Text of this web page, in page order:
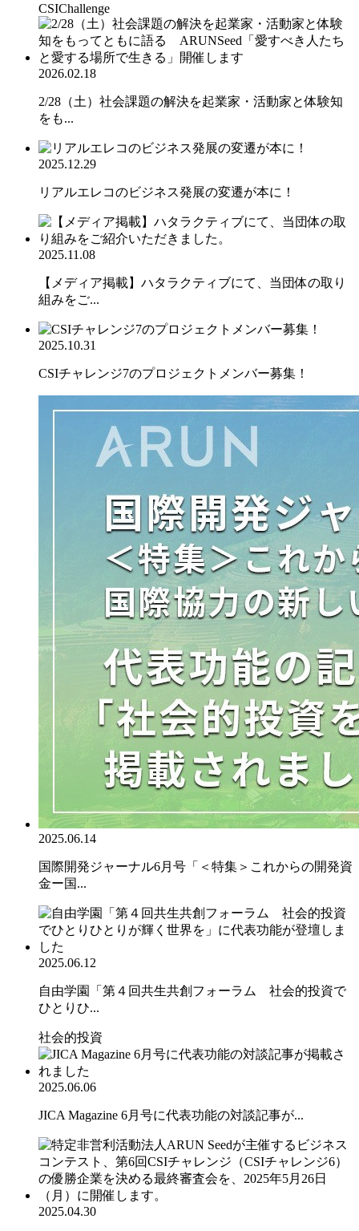
CSIChallenge
2026.02.18
2/28（土）社会課題の解決を起業家・活動家と体験知
をも...
2025.12.29
リアルエレコのビジネス発展の変遷が本に！
2025.11.08
【メディア掲載】ハタラクティブにて、当団体の取り
組みをご...
2025.10.31
CSIチャレンジ7のプロジェクトメンバー募集！
2025.06.14
国際開発ジャーナル6月号「＜特集＞これからの開発資
金ー国...
2025.06.12
自由学園「第４回共生共創フォーラム 社会的投資で
ひとりひ...
社会的投資
2025.06.06
JICA Magazine 6月号に代表功能の対談記事が...
2025.04.30